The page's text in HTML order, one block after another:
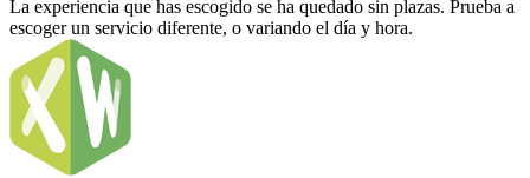
La experiencia que has escogido se ha quedado sin plazas. Prueba a
escoger un servicio diferente, o variando el día y hora.